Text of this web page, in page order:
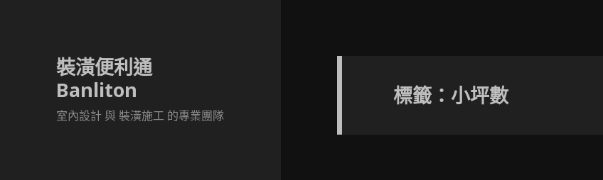
裝潢便利通
Banliton
室內設計 與 裝潢施工 的專業團隊
標籤：小坪數